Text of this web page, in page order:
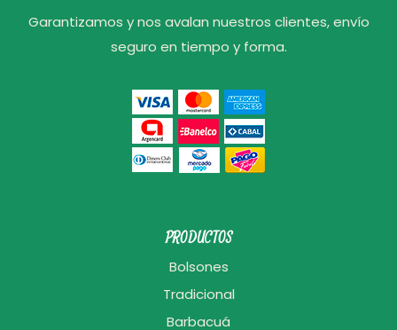
Garantizamos y nos avalan nuestros clientes, envío
seguro en tiempo y forma.
PRODUCTOS
Bolsones
Tradicional
Barbacuá